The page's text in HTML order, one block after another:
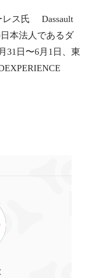
レス氏 Dassault
本法人であるダ
31日〜6月1日、東